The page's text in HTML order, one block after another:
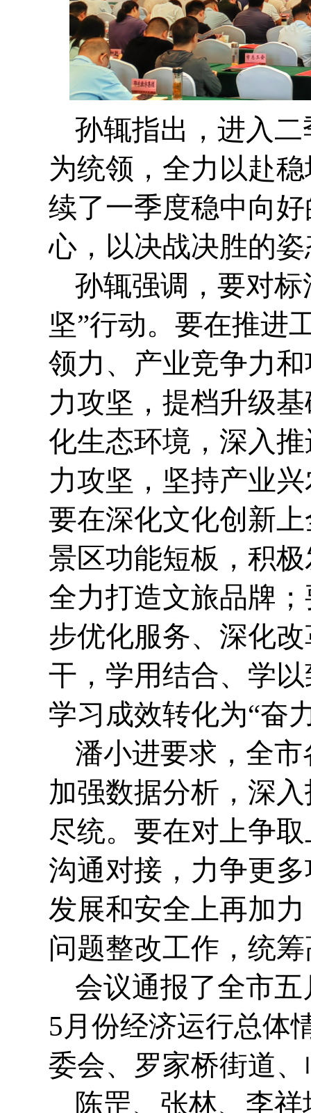
孙辄指出，进入
为统领，全力以赴
续了一季度稳中向
心，以决战决胜的
孙辄强调，要对
坚”行动。要在推进
领力、产业竞争力
力攻坚，提档升级
化生态环境，深入
力攻坚，坚持产业
要在深化文化创新
景区功能短板，积
全力打造文旅品牌
步优化服务、深化
干，学用结合、学
学习成效转化为“奋
潘小进要求，全
加强数据分析，深
尽统。要在对上争
沟通对接，力争更
发展和安全上再加
问题整改工作，统
会议通报了全市
5月份经济运行总体
委会、罗家桥街道
陈罡、张林、李